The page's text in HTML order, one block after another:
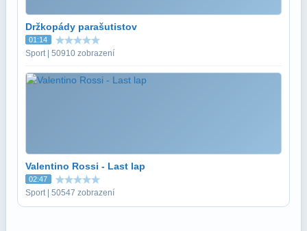
Držkopády parašutistov
01:14
Sport | 50910 zobrazení
Valentino Rossi - Last lap
02:47
Sport | 50547 zobrazení